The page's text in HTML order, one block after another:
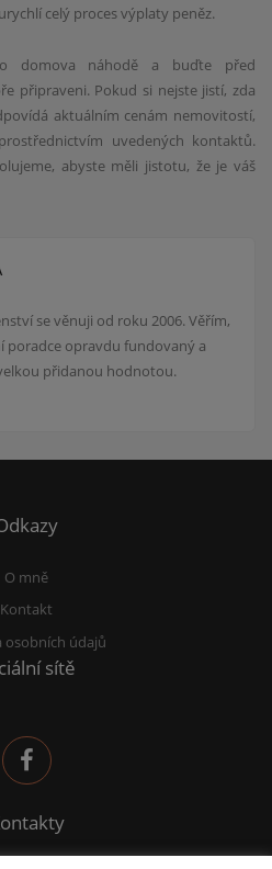
celý proces výplaty peněz.
domova náhodě a buďte před
připraveni. Pokud si nejste jistí, zda
aktuálním cenám nemovitostí,
uvedených kontaktů.
abyste měli jistotu, že je váš
se věnuji od roku 2006. Věřím,
poradce opravdu fundovaný a
přidanou hodnotou.
O mně
Kontakt
osobních údajů
sítě